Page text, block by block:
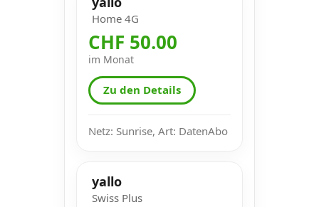
Home 4G
CHF 50.00
im Monat
Zu den Details
Netz: Sunrise, Art: DatenAbo
yallo
Swiss Plus